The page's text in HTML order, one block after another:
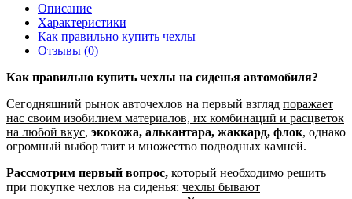
Описание
Характеристики
Как правильно купить чехлы
Отзывы (0)
Как правильно купить чехлы на сиденья автомобиля?
Сегодняшний рынок авточехлов на первый взгляд поражает
нас своим изобилием материалов, их комбинаций и расцветок
на любой вкус, экокожа, алькантара, жаккард, флок, однако
огромный выбор таит и множество подводных камней.
Рассмотрим первый вопрос, который необходимо решить
при покупке чехлов на сиденья: чехлы бывают